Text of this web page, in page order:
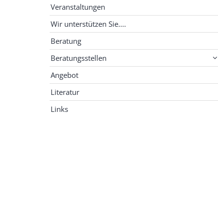
Veranstaltungen
Wir unterstützen Sie....
Beratung
Beratungsstellen
Angebot
Literatur
Links